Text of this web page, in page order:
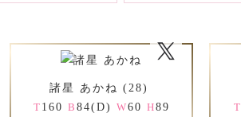
諸星 あかね (28)
T 160 B 84(D) W60 H89 T